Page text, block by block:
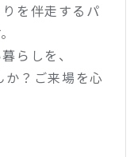
を伴走するパ
らしを、
？ご来場を心